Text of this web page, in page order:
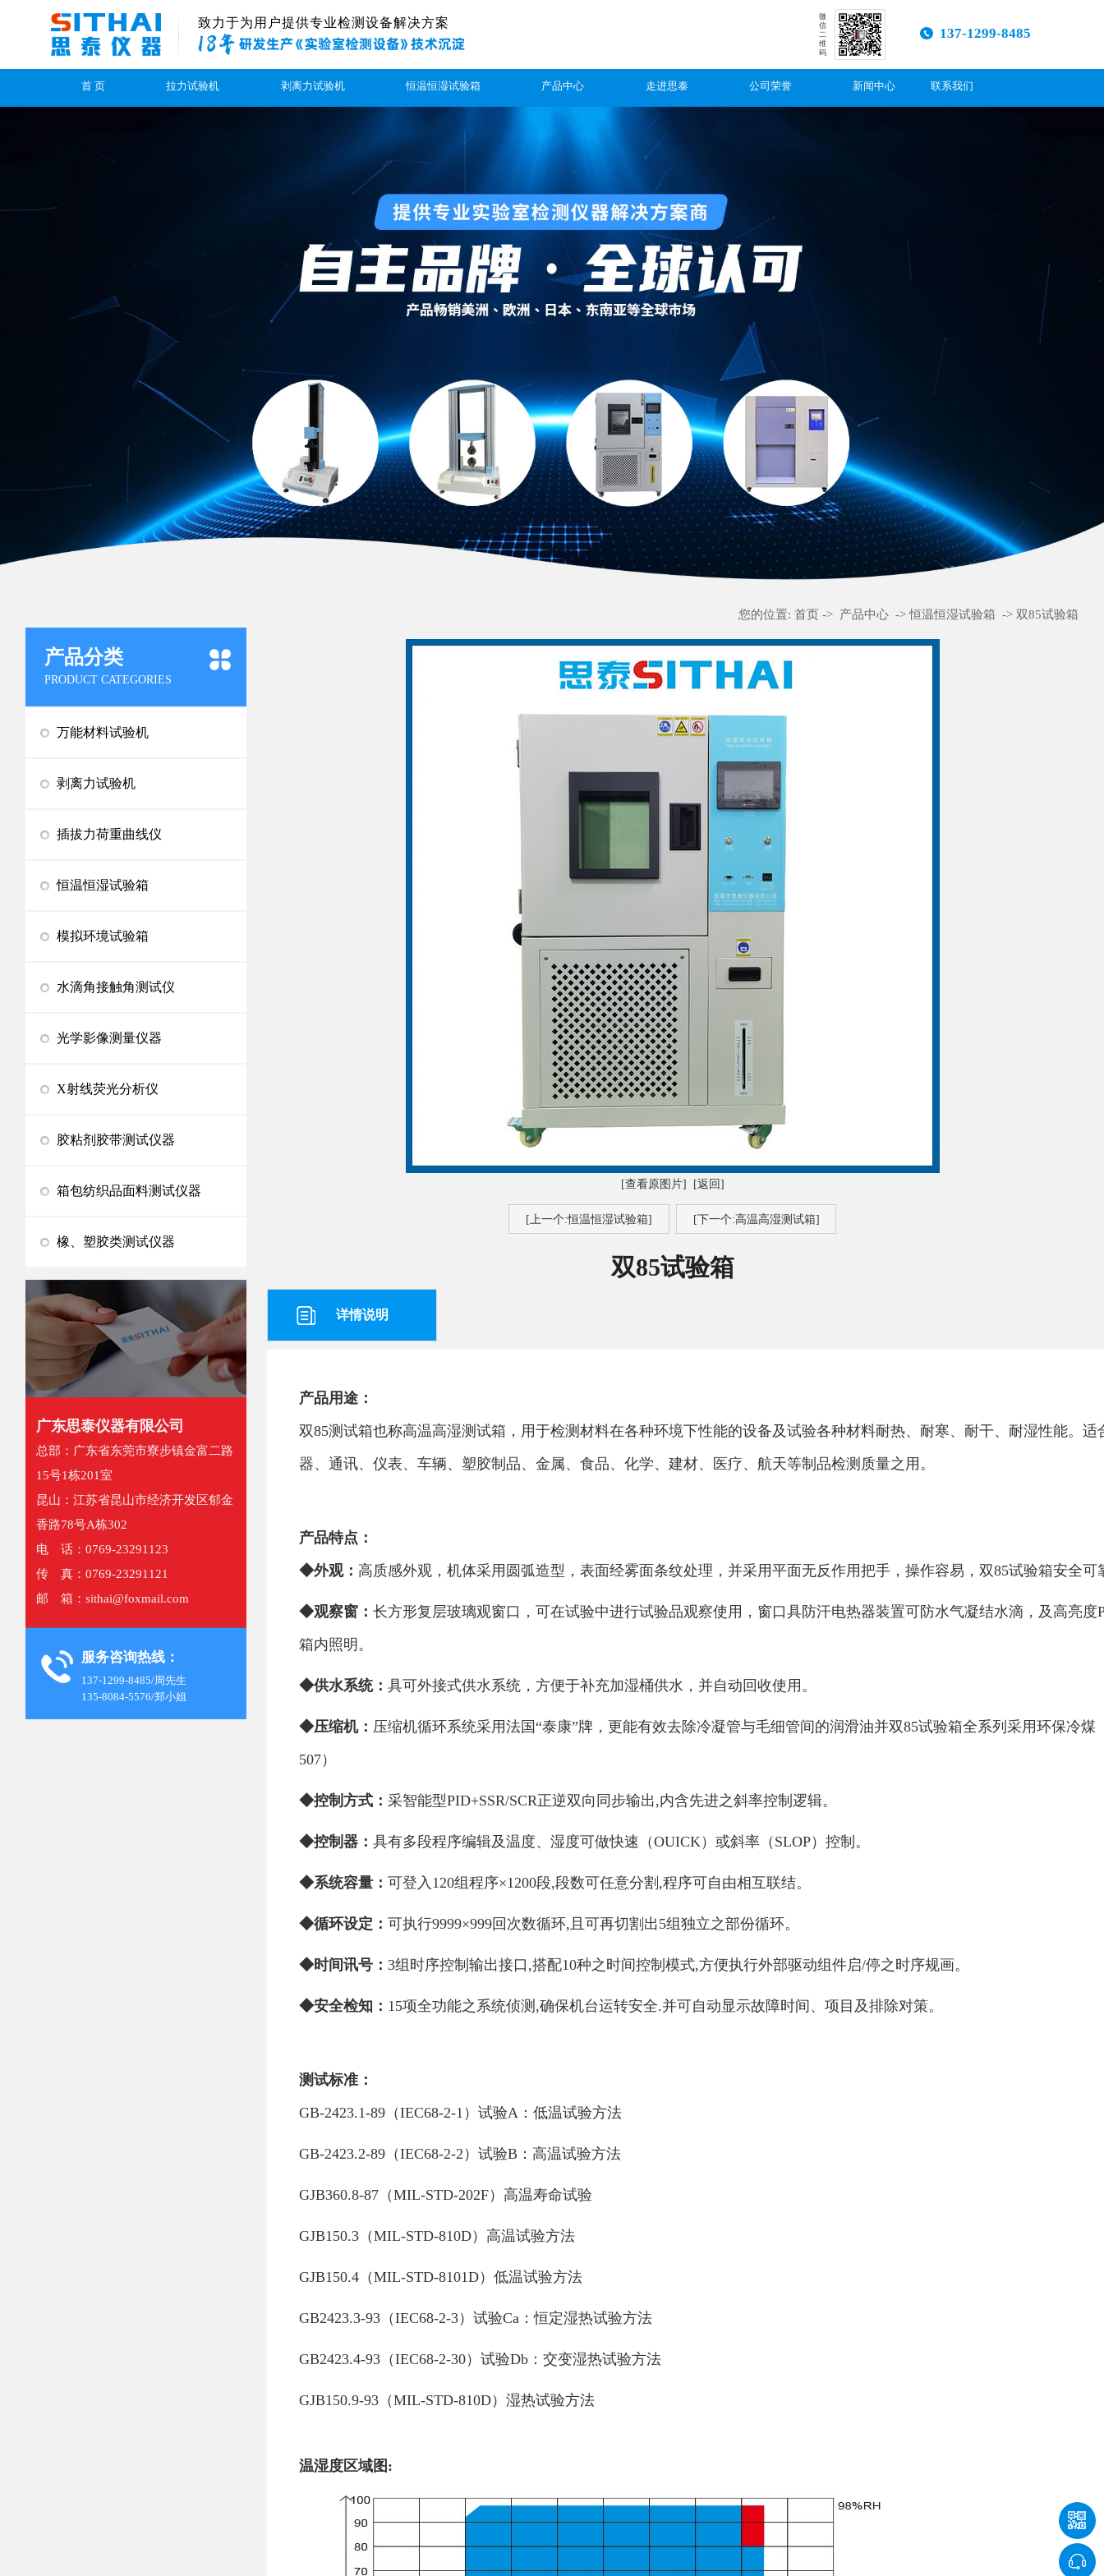
致力于为用户提供专业检测设备解决方案
137-1299-8485
微
信
二
维
码
首 页 拉力试验机 剥离力试验机 恒温恒湿试验箱 产品中心 走进思泰 公司荣誉 新闻中心 联系我们
产品分类
PRODUCT CATEGORIES
万能材料试验机
剥离力试验机
插拔力荷重曲线仪
恒温恒湿试验箱
模拟环境试验箱
水滴角接触角测试仪
光学影像测量仪器
X射线荧光分析仪
胶粘剂胶带测试仪器
箱包纺织品面料测试仪器
橡、塑胶类测试仪器
广东思泰仪器有限公司
总部：广东省东莞市寮步镇金富二路
15号1栋201室
昆山：江苏省昆山市经济开发区郁金
香路78号A栋302
电 话：0769-23291123
传 真：0769-23291121
邮 箱：sithai@foxmail.com
服务咨询热线：
137-1299-8485/周先生
135-8084-5576/郑小姐
您的位置:首页 -> 产品中心 ->恒温恒湿试验箱 -> 双85试验箱
[查看原图片] [返回]
[上一个:恒温恒湿试验箱] [下一个:高温高湿测试箱]
双85试验箱
详情说明
产品用途：
双85测试箱也称高温高湿测试箱，用于检测材料在各种环境下性能的设备及试验各种材料耐热、耐寒、耐干、耐湿性能。适
器、通讯、仪表、车辆、塑胶制品、金属、食品、化学、建材、医疗、航天等制品检测质量之用。
产品特点：
◆外观： 高质感外观，机体采用圆弧造型，表面经雾面条纹处理，并采用平面无反作用把手，操作容易，双85试验箱安全可
◆观察窗： 长方形复层玻璃观窗口，可在试验中进行试验品观察使用，窗口具防汗电热器装置可防水气凝结水滴，及高亮度
箱内照明。
◆供水系统： 具可外接式供水系统，方便于补充加湿桶供水，并自动回收使用。
◆压缩机： 压缩机循环系统采用法国“泰康”牌，更能有效去除冷凝管与毛细管间的润滑油并双85试验箱全系列采用环保冷煤
507）
◆控制方式： 采智能型PID+SSR/SCR正逆双向同步输出,内含先进之斜率控制逻辑。
◆控制器： 具有多段程序编辑及温度、湿度可做快速（OUICK）或斜率（SLOP）控制。
◆系统容量： 可登入120组程序×1200段,段数可任意分割,程序可自由相互联结。
◆循环设定： 可执行9999×999回次数循环,且可再切割出5组独立之部份循环。
◆时间讯号： 3组时序控制输出接口,搭配10种之时间控制模式,方便执行外部驱动组件启/停之时序规画。
◆安全检知： 15项全功能之系统侦测,确保机台运转安全.并可自动显示故障时间、项目及排除对策。
测试标准：
GB-2423.1-89（IEC68-2-1）试验A：低温试验方法
GB-2423.2-89（IEC68-2-2）试验B：高温试验方法
GJB360.8-87（MIL-STD-202F）高温寿命试验
GJB150.3（MIL-STD-810D）高温试验方法
GJB150.4（MIL-STD-8101D）低温试验方法
GB2423.3-93（IEC68-2-3）试验Ca：恒定湿热试验方法
GB2423.4-93（IEC68-2-30）试验Db：交变湿热试验方法
GJB150.9-93（MIL-STD-810D）湿热试验方法
温湿度区域图: